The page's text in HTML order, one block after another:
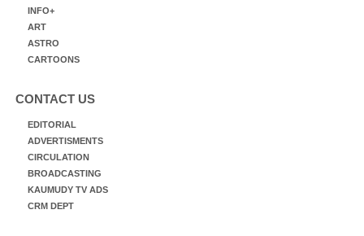
INFO+
ART
ASTRO
CARTOONS
CONTACT US
EDITORIAL
ADVERTISMENTS
CIRCULATION
BROADCASTING
KAUMUDY TV ADS
CRM DEPT